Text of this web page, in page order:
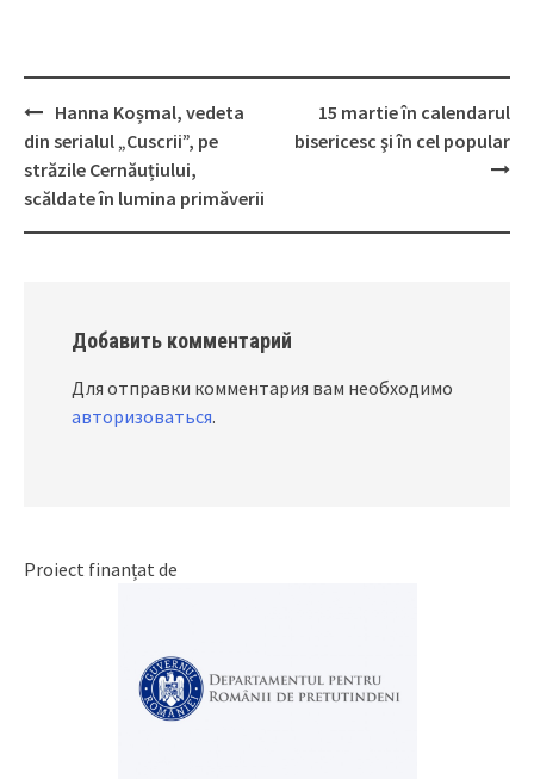
Post
navigation
Hanna Koșmal, vedeta
din serialul „Cuscrii”, pe
străzile Cernăuțiului,
scăldate în lumina primăverii
15 martie în calendarul
bisericesc şi în cel popular
Добавить комментарий
Для отправки комментария вам необходимо
авторизоваться.
Proiect finanțat de